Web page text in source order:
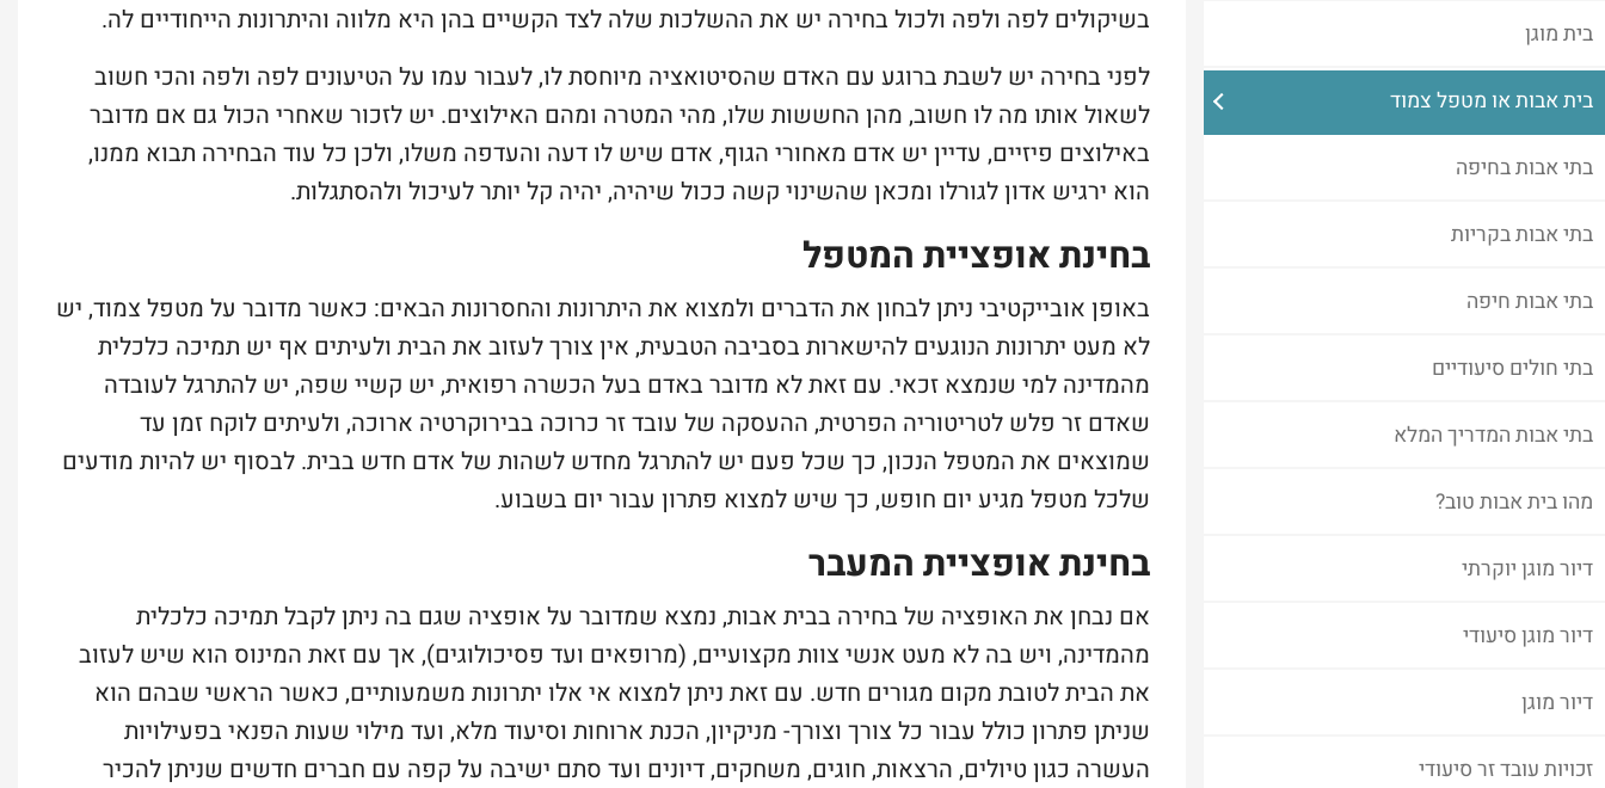
בית מוגן
בית אבות או מטפל צמוד
בתי אבות בחיפה
בתי אבות בקריות
בתי אבות חיפה
בתי חולים סיעודיים
בתי אבות המדריך המלא
מהו בית אבות טוב?
דיור מוגן יוקרתי
דיור מוגן סיעודי
דיור מוגן
זכויות עובד זר סיעודי
בשיקולים לפה ולפה ולכול בחירה יש את ההשלכות שלה לצד הקשיים בהן היא מלווה והיתרונות הייחודיים לה.
לפני בחירה יש לשבת ברוגע עם האדם שהסיטואציה מיוחסת לו, לעבור עמו על הטיעונים לפה ולפה והכי חשוב
לשאול אותו מה לו חשוב, מהן החששות שלו, מהי המטרה ומהם האילוצים. יש לזכור שאחרי הכול גם אם מדובר
באילוצים פיזיים, עדיין יש אדם מאחורי הגוף, אדם שיש לו דעה והעדפה משלו, ולכן כל עוד הבחירה תבוא ממנו,
הוא ירגיש אדון לגורלו ומכאן שהשינוי קשה ככול שיהיה, יהיה קל יותר לעיכול ולהסתגלות.
בחינת אופציית המטפל
באופן אובייקטיבי ניתן לבחון את הדברים ולמצוא את היתרונות והחסרונות הבאים: כאשר מדובר על מטפל צמוד, יש
לא מעט יתרונות הנוגעים להישארות בסביבה הטבעית, אין צורך לעזוב את הבית ולעיתים אף יש תמיכה כלכלית
מהמדינה למי שנמצא זכאי. עם זאת לא מדובר באדם בעל הכשרה רפואית, יש קשיי שפה, יש להתרגל לעובדה
שאדם זר פלש לטריטוריה הפרטית, ההעסקה של עובד זר כרוכה בבירוקרטיה ארוכה, ולעיתים לוקח זמן עד
שמוצאים את המטפל הנכון, כך שכל פעם יש להתרגל מחדש לשהות של אדם חדש בבית. לבסוף יש להיות מודעים
שלכל מטפל מגיע יום חופש, כך שיש למצוא פתרון עבור יום בשבוע.
בחינת אופציית המעבר
אם נבחן את האופציה של בחירה בבית אבות, נמצא שמדובר על אופציה שגם בה ניתן לקבל תמיכה כלכלית
מהמדינה, ויש בה לא מעט אנשי צוות מקצועיים, (מרופאים ועד פסיכולוגים), אך עם זאת המינוס הוא שיש לעזוב
את הבית לטובת מקום מגורים חדש. עם זאת ניתן למצוא אי אלו יתרונות משמעותיים, כאשר הראשי שבהם הוא
שניתן פתרון כולל עבור כל צורך וצורך- מניקיון, הכנת ארוחות וסיעוד מלא, ועד מילוי שעות הפנאי בפעילויות
העשרה כגון טיולים, הרצאות, חוגים, משחקים, דיונים ועד סתם ישיבה על קפה עם חברים חדשים שניתן להכיר